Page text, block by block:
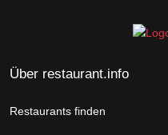
Über restaurant.info
Restaurants finden